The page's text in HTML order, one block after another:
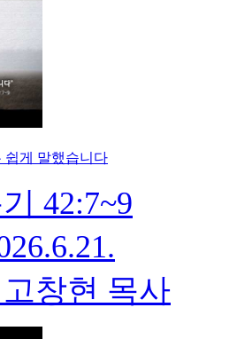
쉽게 말했습니다
42:7~9
창현 목사